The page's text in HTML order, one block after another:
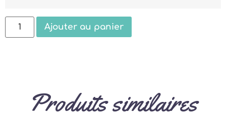
Ajouter au panier
Produits similaires